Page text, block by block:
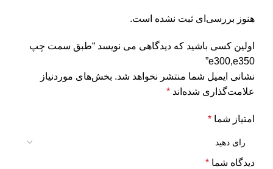
هنوز بررسی‌ای ثبت نشده است.
اولین کسی باشید که دیدگاهی می نویسد “طبق سمت چپ
e300,e350”
نشانی ایمیل شما منتشر نخواهد شد. بخش‌های موردنیاز
علامت‌گذاری شده‌اند *
امتیاز شما *
دیدگاه شما *